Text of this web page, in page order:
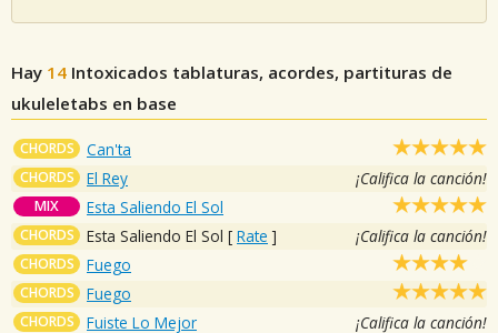
Hay 14 Intoxicados tablaturas, acordes, partituras de
ukuleletabs en base
CHORDS Can'ta
CHORDS El Rey ¡Califica la canción!
MIX Esta Saliendo El Sol
CHORDS Esta Saliendo El Sol [ Rate ] ¡Califica la canción!
CHORDS Fuego
CHORDS Fuego
CHORDS Fuiste Lo Mejor ¡Califica la canción!